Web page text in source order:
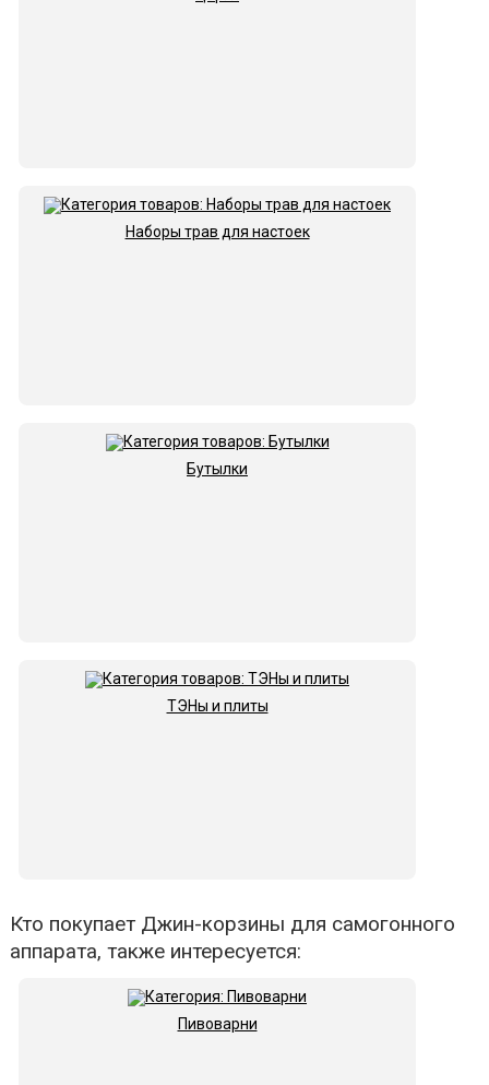
Наборы трав для настоек
Бутылки
ТЭНы и плиты
Кто покупает Джин-корзины для самогонного
аппарата, также интересуется:
Пивоварни